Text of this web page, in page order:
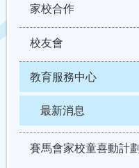
家校合作
校友會
教育服務中心
最新消息
賽馬會家校童喜動計劃